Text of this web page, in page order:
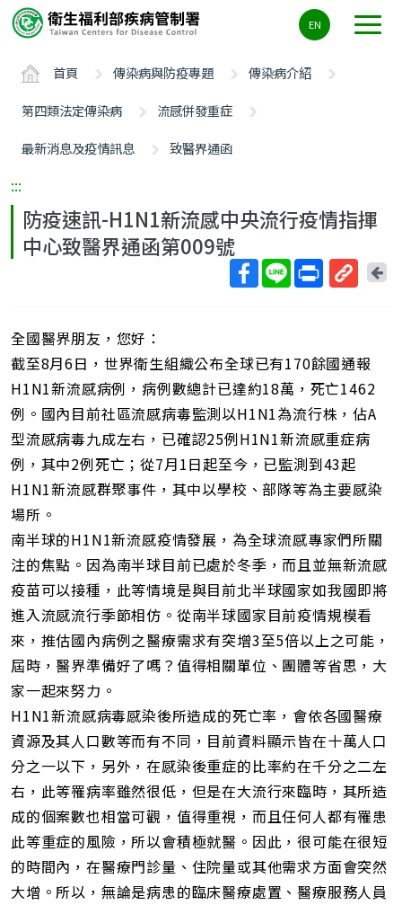
要
ALT+C
EN
首頁 傳染病與防疫專題
傳染病介紹
第四類法定傳染病
流感併發重症
最新消息及疫情訊息
致醫界通函
:::
防疫速訊-H1N1新流感中央流行疫情指揮
中心致醫界通函第009號
網
址
回
全國醫界朋友，您好：
截至8月6日，世界衛生組織公布全球已有170餘國通報
H1N1新流感病例，病例數總計已達約18萬，死亡1462
例。國內目前社區流感病毒監測以H1N1為流行株，佔A
型流感病毒九成左右，已確認25例H1N1新流感重症病
例，其中2例死亡；從7月1日起至今，已監測到43起
H1N1新流感群聚事件，其中以學校、部隊等為主要感染
場所。
南半球的H1N1新流感疫情發展，為全球流感專家們所關
注的焦點。因為南半球目前已處於冬季，而且並無新流感
疫苗可以接種，此等情境是與目前北半球國家如我國即將
進入流感流行季節相仿。從南半球國家目前疫情規模看
來，推估國內病例之醫療需求有突增3至5倍以上之可能，
屆時，醫界準備好了嗎？值得相關單位、團體等省思，大
家一起來努力。
H1N1新流感病毒感染後所造成的死亡率，會依各國醫療
資源及其人口數等而有不同，目前資料顯示皆在十萬人口
分之一以下，另外，在感染後重症的比率約在千分之二左
右，此等罹病率雖然很低，但是在大流行來臨時，其所造
成的個案數也相當可觀，值得重視，而且任何人都有罹患
此等重症的風險，所以會積極就醫。因此，很可能在很短
的時間內，在醫療門診量、住院量或其他需求方面會突然
大增。所以，無論是病患的臨床醫療處置、醫療服務人員